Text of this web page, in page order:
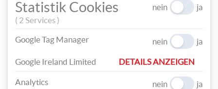
mit der Konturenschere zuschneiden und mit dem Kreidemarker
beschriften.
Statistik Cookies
( 2 Services )
nein ja
Google Tag Manager nein ja
Google Ireland Limited DETAILS ANZEIGEN
Analytics nein ja